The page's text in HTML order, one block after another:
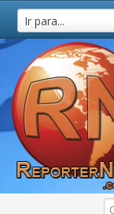
Ir para...